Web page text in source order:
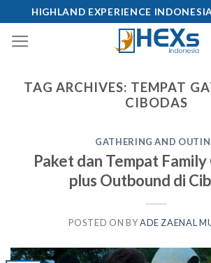
content
HIGHLAND EXPERIENCE
TAG ARCHIVES: TEMPAT
CIBODAS
GATHERING AND
Paket dan Tempat
plus Outbound di
POSTED ON BYADE ZAENAL